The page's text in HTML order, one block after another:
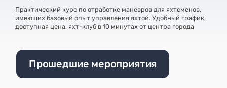
Практический курс по отработке маневров для яхтсменов,
имеющих базовый опыт управления яхтой. Удобный график,
доступная цена, яхт-клуб в 10 минутах от центра города
Прошедшие мероприятия